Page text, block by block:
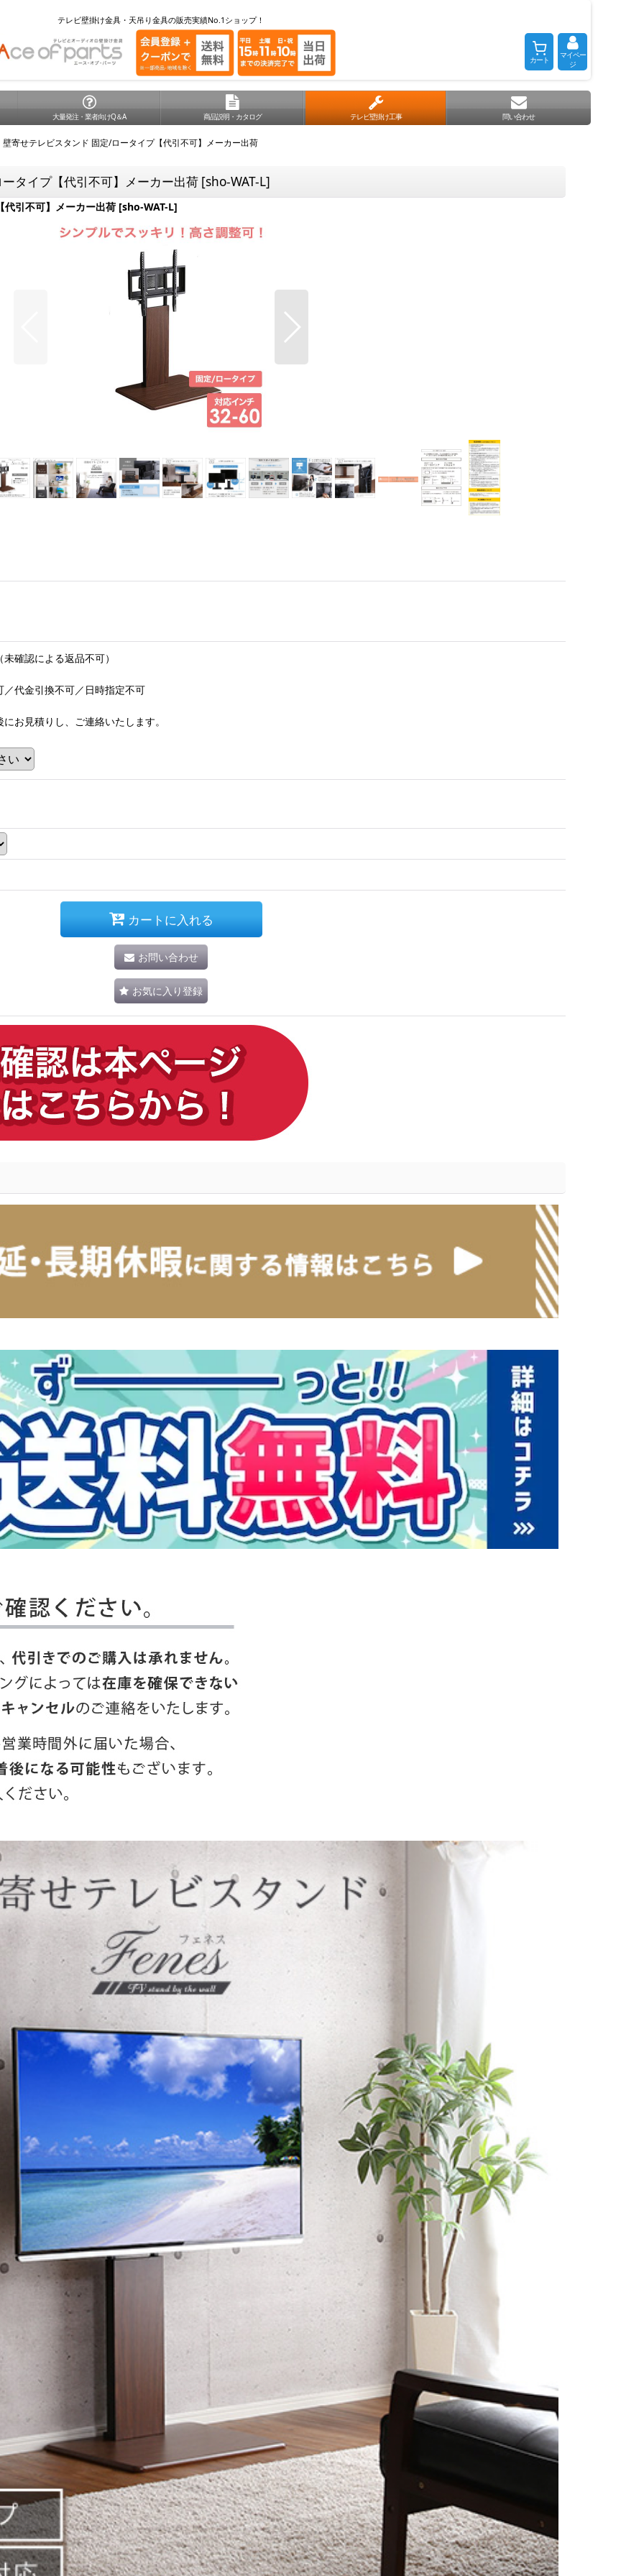
テレビ壁掛け金具・天吊り金具の販売実績No.1ショップ！
カート
マイペー
ジ
大量発注・業者向けQ＆A 商品説明・カタログ テレビ壁掛け工事 問い合わせ
壁寄せテレビスタンド 固定/ロータイプ【代引不可】メーカー出荷
タイプ【代引不可】メーカー出荷 [sho-WAT-L]
引不可】メーカー出荷 [sho-WAT-L]
確認による返品不可）
代金引換不可／日時指定不可
お見積りし、ご連絡いたします。
カートに入れる
お問い合わせ
お気に入り登録